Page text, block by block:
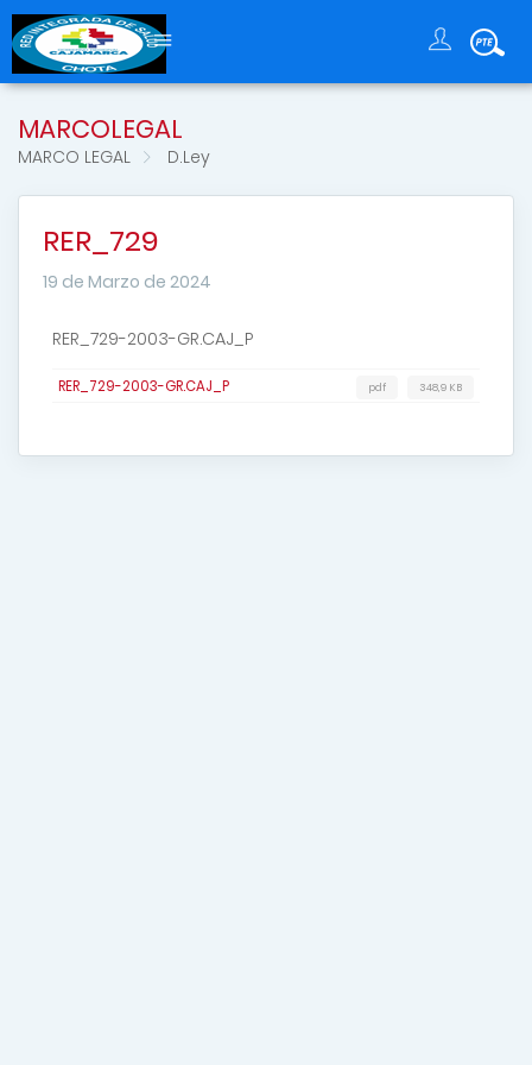
MARCOLEGAL
MARCO LEGAL D.Ley
RER_729
19 de Marzo de 2024
RER_729-2003-GR.CAJ_P
RER_729-2003-GR.CAJ_P 348,9 KB
pdf